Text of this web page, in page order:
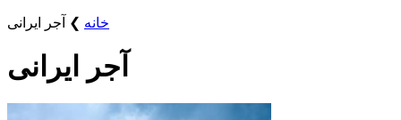
خانه ❯ آجر ایرانی
آجر ایرانی